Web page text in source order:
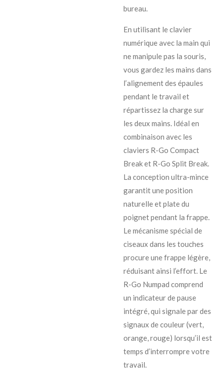
bureau.
En utilisant le clavier
numérique avec la main qui
ne manipule pas la souris,
vous gardez les mains dans
l’alignement des épaules
pendant le travail et
répartissez la charge sur
les deux mains. Idéal en
combinaison avec les
claviers R-Go Compact
Break et R-Go Split Break.
La conception ultra-mince
garantit une position
naturelle et plate du
poignet pendant la frappe.
Le mécanisme spécial de
ciseaux dans les touches
procure une frappe légère,
réduisant ainsi l’effort. Le
R-Go Numpad comprend
un indicateur de pause
intégré, qui signale par des
signaux de couleur (vert,
orange, rouge) lorsqu’il est
temps d’interrompre votre
travail.